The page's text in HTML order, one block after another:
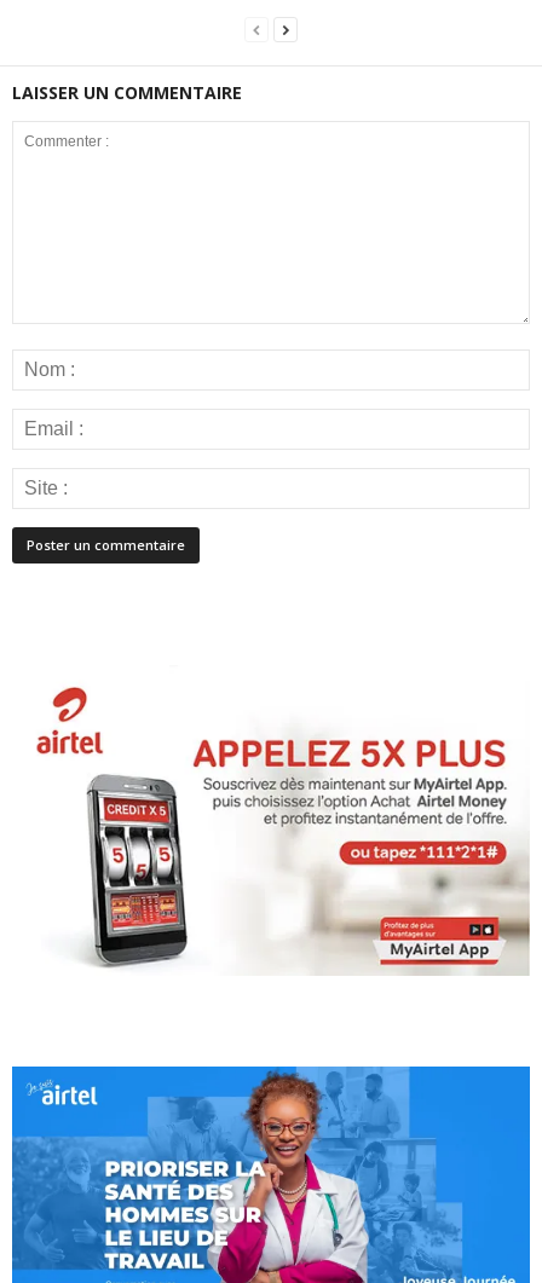
LAISSER UN COMMENTAIRE